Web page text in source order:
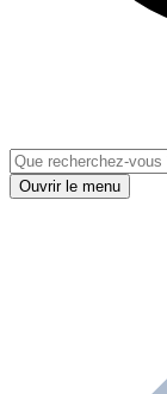
Ouvrir le menu